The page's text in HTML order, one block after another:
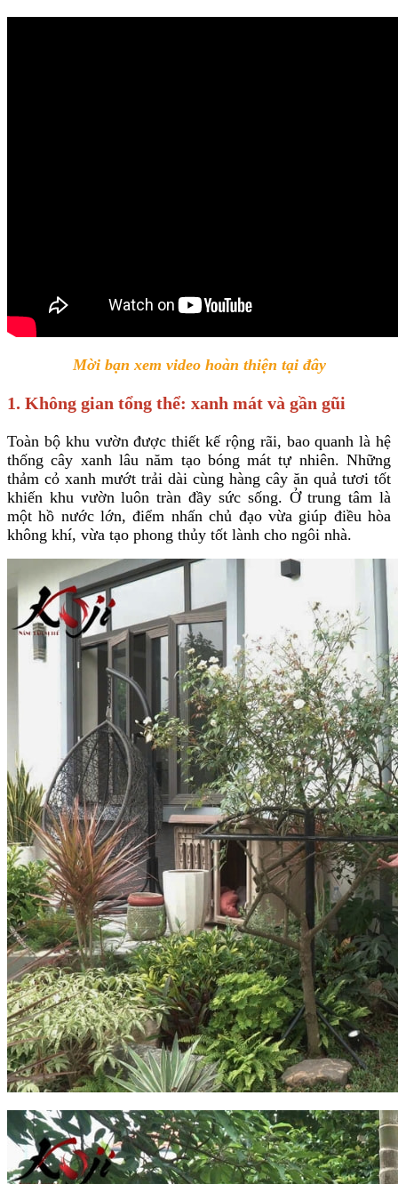
Mời bạn xem video hoàn thiện tại đây
1. Không gian tổng thể: xanh mát và gần gũi
Toàn bộ khu vườn được thiết kế rộng rãi, bao quanh là hệ
thống cây xanh lâu năm tạo bóng mát tự nhiên. Những
thảm cỏ xanh mướt trải dài cùng hàng cây ăn quả tươi tốt
khiến khu vườn luôn tràn đầy sức sống. Ở trung tâm là
một hồ nước lớn, điểm nhấn chủ đạo vừa giúp điều hòa
không khí, vừa tạo phong thủy tốt lành cho ngôi nhà.